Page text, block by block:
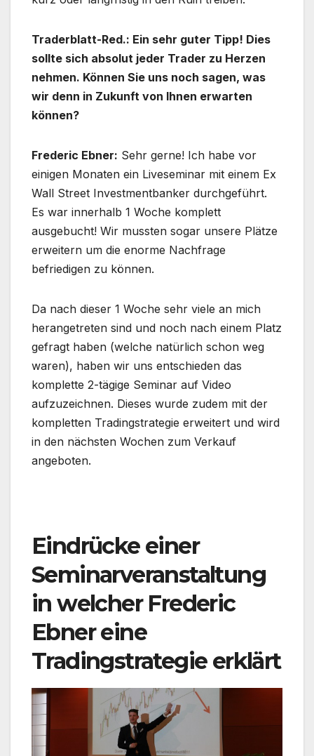
Traderblatt-Red.: Ein sehr guter Tipp! Dies
sollte sich absolut jeder Trader zu Herzen
nehmen. Können Sie uns noch sagen, was
wir denn in Zukunft von Ihnen erwarten
können?
Frederic Ebner: Sehr gerne! Ich habe vor
einigen Monaten ein Liveseminar mit einem Ex
Wall Street Investmentbanker durchgeführt.
Es war innerhalb 1 Woche komplett
ausgebucht! Wir mussten sogar unsere Plätze
erweitern um die enorme Nachfrage
befriedigen zu können.
Da nach dieser 1 Woche sehr viele an mich
herangetreten sind und noch nach einem Platz
gefragt haben (welche natürlich schon weg
waren), haben wir uns entschieden das
komplette 2-tägige Seminar auf Video
aufzuzeichnen. Dieses wurde zudem mit der
kompletten Tradingstrategie erweitert und wird
in den nächsten Wochen zum Verkauf
angeboten.
Eindrücke einer
Seminarveranstaltung
in welcher Frederic
Ebner eine
Tradingstrategie erklärt